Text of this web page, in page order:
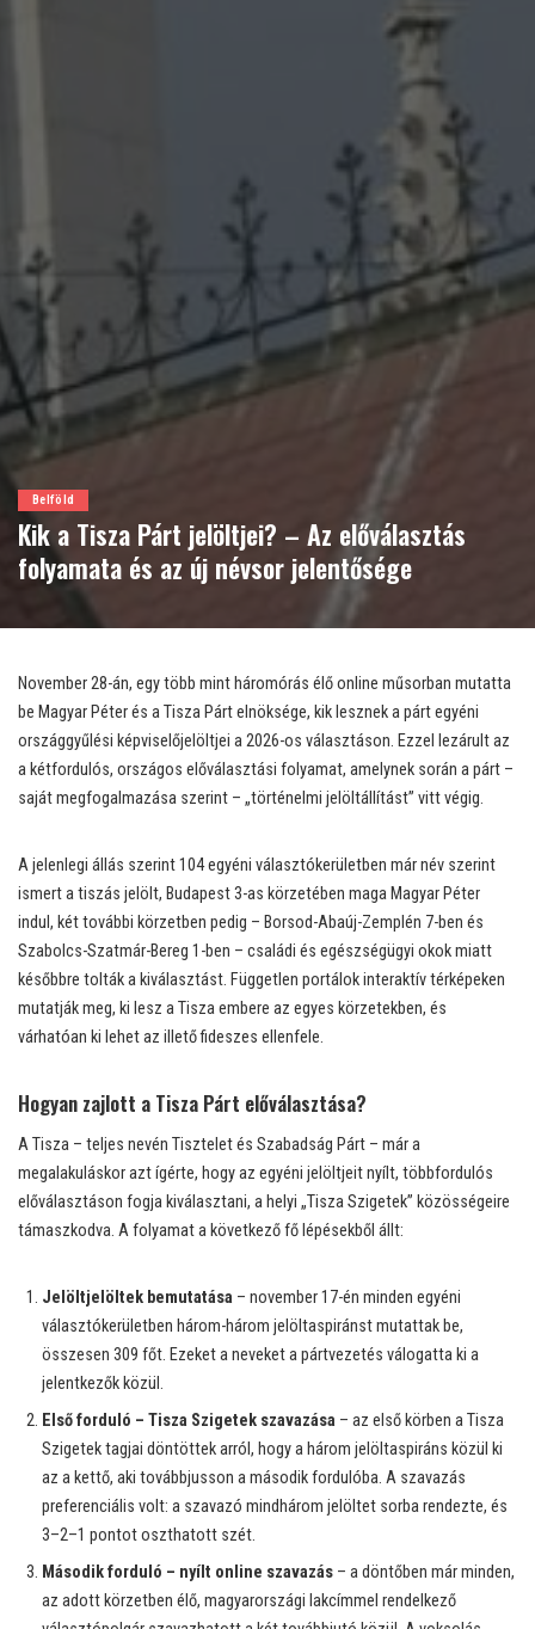
Belföld
Kik a Tisza Párt jelöltjei? – Az előválasztás
folyamata és az új névsor jelentősége
November 28-án, egy több mint háromórás élő online műsorban mutatta
be Magyar Péter és a Tisza Párt elnöksége, kik lesznek a párt egyéni
országgyűlési képviselőjelöltjei a 2026-os választáson. Ezzel lezárult az
a kétfordulós, országos előválasztási folyamat, amelynek során a párt –
saját megfogalmazása szerint – „történelmi jelöltállítást” vitt végig.
A jelenlegi állás szerint 104 egyéni választókerületben már név szerint
ismert a tiszás jelölt, Budapest 3-as körzetében maga Magyar Péter
indul, két további körzetben pedig – Borsod-Abaúj-Zemplén 7-ben és
Szabolcs-Szatmár-Bereg 1-ben – családi és egészségügyi okok miatt
későbbre tolták a kiválasztást. Független portálok interaktív térképeken
mutatják meg, ki lesz a Tisza embere az egyes körzetekben, és
várhatóan ki lehet az illető fideszes ellenfele.
Hogyan zajlott a Tisza Párt előválasztása?
A Tisza – teljes nevén Tisztelet és Szabadság Párt – már a
megalakuláskor azt ígérte, hogy az egyéni jelöltjeit nyílt, többfordulós
előválasztáson fogja kiválasztani, a helyi „Tisza Szigetek” közösségeire
támaszkodva. A folyamat a következő fő lépésekből állt:
Jelöltjelöltek bemutatása – november 17-én minden egyéni
választókerületben három-három jelöltaspiránst mutattak be,
összesen 309 főt. Ezeket a neveket a pártvezetés válogatta ki a
jelentkezők közül.
Első forduló – Tisza Szigetek szavazása – az első körben a Tisza
Szigetek tagjai döntöttek arról, hogy a három jelöltaspiráns közül ki
az a kettő, aki továbbjusson a második fordulóba. A szavazás
preferenciális volt: a szavazó mindhárom jelöltet sorba rendezte, és
3–2–1 pontot oszthatott szét.
Második forduló – nyílt online szavazás – a döntőben már minden,
az adott körzetben élő, magyarországi lakcímmel rendelkező